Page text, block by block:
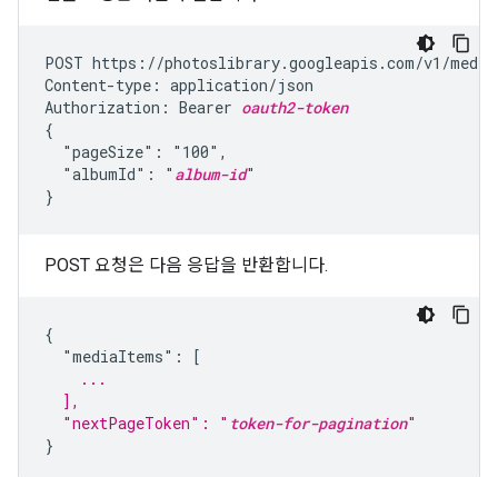
POST https://photoslibrary.googleapis.com/v1/
Content-type: application/json
Authorization: Bearer oauth2-token
{
  "pageSize": "100",
  "albumId": "
album-id"
}
POST 요청은 다음 응답을 반환합니다.
{
    ...
  ],
  "nextPageToken": "
token-for-pagination"
}